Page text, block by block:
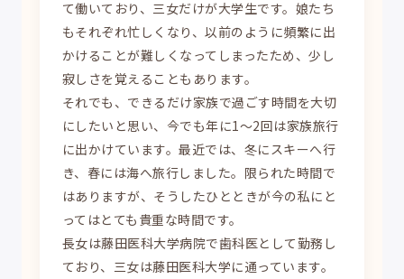
て働いており、三女だけが大学生です。娘たち
もそれぞれ忙しくなり、以前のように頻繁に出
かけることが難しくなってしまったため、少し
寂しさを覚えることもあります。
それでも、できるだけ家族で過ごす時間を大切
にしたいと思い、今でも年に1～2回は家族旅行
に出かけています。最近では、冬にスキーへ行
き、春には海へ旅行しました。限られた時間で
はありますが、そうしたひとときが今の私にと
ってはとても貴重な時間です。
長女は藤田医科大学病院で歯科医として勤務し
ており、三女は藤田医科大学に通っています。